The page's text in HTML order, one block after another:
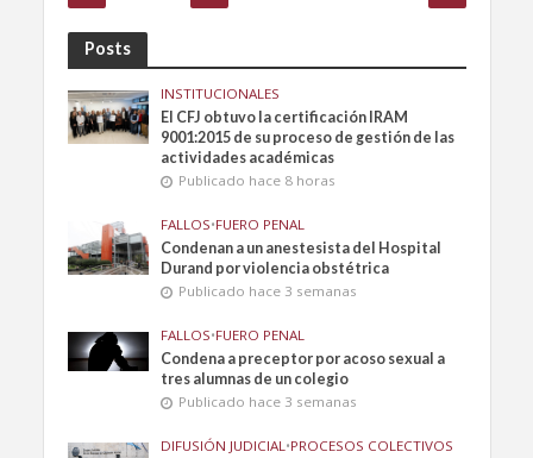
Posts
INSTITUCIONALES
El CFJ obtuvo la certificación IRAM
9001:2015 de su proceso de gestión de las
actividades académicas
Publicado hace 8 horas
FALLOS•FUERO PENAL
Condenan a un anestesista del Hospital
Durand por violencia obstétrica
Publicado hace 3 semanas
FALLOS•FUERO PENAL
Condena a preceptor por acoso sexual a
tres alumnas de un colegio
Publicado hace 3 semanas
DIFUSIÓN JUDICIAL •PROCESOS COLECTIVOS